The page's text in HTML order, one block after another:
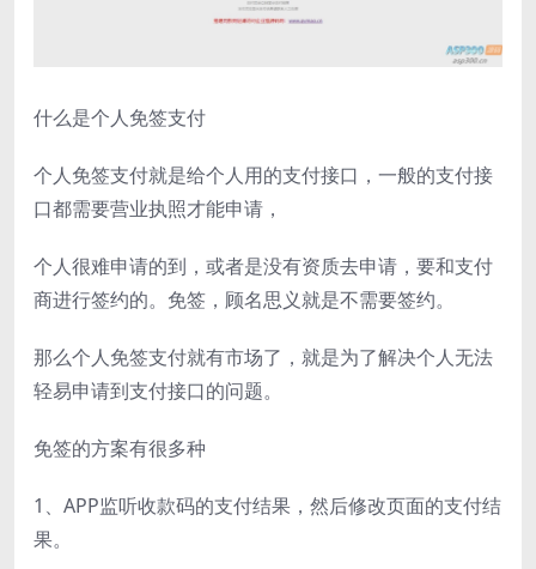
什么是个人免签支付
个人免签支付就是给个人用的支付接口，一般的支付接
口都需要营业执照才能申请，
个人很难申请的到，或者是没有资质去申请，要和支付
商进行签约的。免签，顾名思义就是不需要签约。
那么个人免签支付就有市场了，就是为了解决个人无法
轻易申请到支付接口的问题。
免签的方案有很多种
1、APP监听收款码的支付结果，然后修改页面的支付结
果。